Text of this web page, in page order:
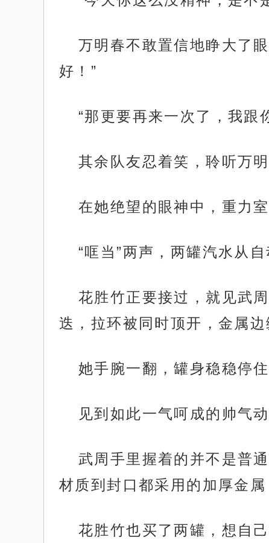
万明春不敢置信地睁大了
好！”
“那更要再来一次了，我跟
其余队友忍着笑，聆听万
在她绝望的眼神中，重力
“哐当”两声，两罐汽水从
花胜竹正要接过，就见武
迭，拉环被同时顶开，金属
她手腕一翻，罐身稳稳停
见到如此一气呵成的帅气
武周手里握着的并不是普
材质到封口都采用的加厚金
花胜竹也买了两罐，想自己